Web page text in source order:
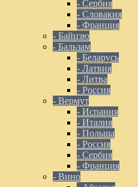
- Сербия
- Словакия
- Франция
- Байцзю
- Бальзам
- Беларусь
- Латвия
- Литва
- Россия
- Вермут
- Испания
- Италия
- Польша
- Россия
- Сербия
- Франция
- Вино